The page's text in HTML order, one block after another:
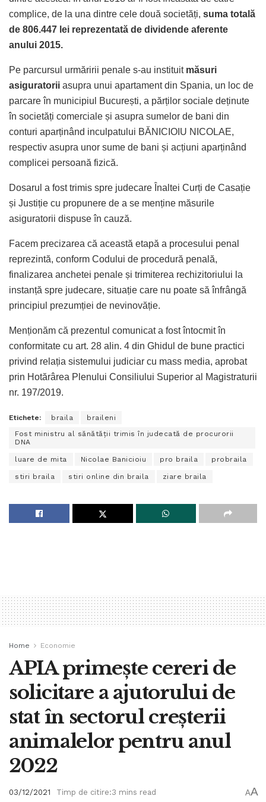
complice, de la una dintre cele două societăți, suma totală
de 806.447 lei reprezentată de dividende aferente
anului 2015.
Pe parcursul urmăririi penale s-au instituit măsuri
asiguratorii asupra unui apartament din Spania, un loc de
parcare în municipiul București, a părților sociale deținute
în societăți comerciale și asupra sumelor de bani din
conturi aparținând inculpatului BĂNICIOIU NICOLAE,
respectiv asupra unor sume de bani și acțiuni aparținând
complicei persoană fizică.
Dosarul a fost trimis spre judecare Înaltei Curți de Casație
și Justiție cu propunere de a se menține măsurile
asiguratorii dispuse în cauză.
Facem precizarea că această etapă a procesului penal
reprezintă, conform Codului de procedură penală,
finalizarea anchetei penale și trimiterea rechizitoriului la
instanță spre judecare, situație care nu poate să înfrângă
principiul prezumției de nevinovăție.
Menționăm că prezentul comunicat a fost întocmit în
conformitate cu art. 28 alin. 4 din Ghidul de bune practici
privind relația sistemului judiciar cu mass media, aprobat
prin Hotărârea Plenului Consiliului Superior al Magistraturii
nr. 197/2019.
Etichete: braila
braileni
Fost ministru al sănătății trimis în judecată de procurorii
DNA
luare de mita Nicolae Banicioiu pro braila probraila
stiri braila stiri online din braila ziare braila
Home Economie
APIA primește cereri de
solicitare a ajutorului de
stat în sectorul creșterii
animalelor pentru anul
2022
03/12/2021 Timp de citire:3 mins read AA